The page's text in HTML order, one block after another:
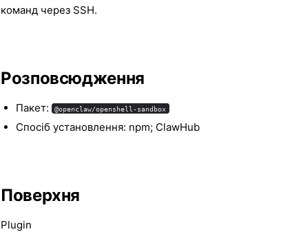
команд через SSH.
Розповсюдження
Пакет: @openclaw/openshell-sandbox
Спосіб установлення: npm; ClawHub
Поверхня
Plugin